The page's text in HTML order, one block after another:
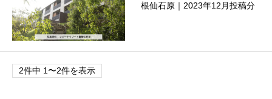
根仙石原｜2023年12月投稿分
2件中 1〜2件を表示